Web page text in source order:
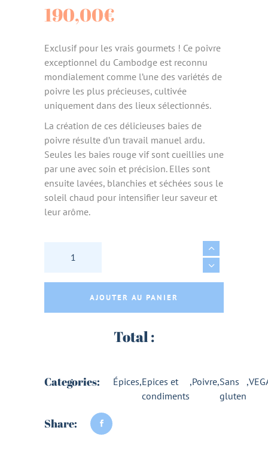
190,00€
Exclusif pour les vrais gourmets ! Ce poivre
exceptionnel du Cambodge est reconnu
mondialement comme l’une des variétés de
poivre les plus précieuses, cultivée
uniquement dans des lieux sélectionnés.
La création de ces délicieuses baies de
poivre résulte d’un travail manuel ardu.
Seules les baies rouge vif sont cueillies une
par une avec soin et précision. Elles sont
ensuite lavées, blanchies et séchées sous le
soleil chaud pour intensifier leur saveur et
leur arôme.
POIVRE DE KAMPOT ROUGE IGP BIO -
AJOUTER AU PANIER
Total :
Categories: Épices,Epices et
condiments
,Poivre,Sans
gluten
,
Share: